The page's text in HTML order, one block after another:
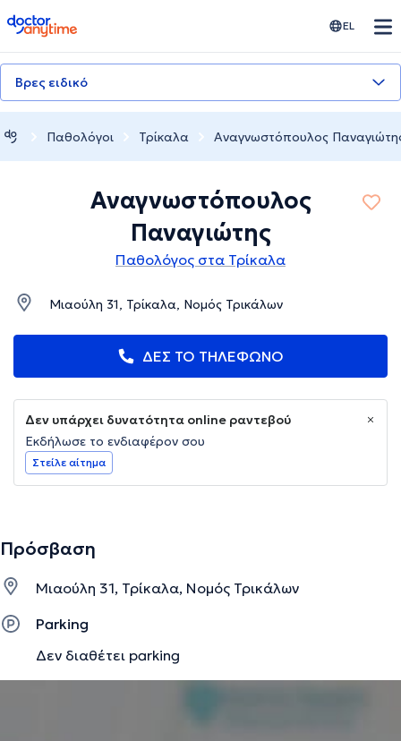
doctoranytime EL
Βρες ειδικό
Παθολόγοι Τρίκαλα Αναγνωστόπουλος
Αναγνωστόπουλος
Παναγιώτης
Παθολόγος στα Τρίκαλα
Μιαούλη 31, Τρίκαλα, Νομός Τρικάλων
ΔΕΣ ΤΟ ΤΗΛΕΦΩΝΟ
Δεν υπάρχει δυνατότητα online ραντεβού
Εκδήλωσε το ενδιαφέρον σου
Στείλε αίτημα
Πρόσβαση
Μιαούλη 31, Τρίκαλα, Νομός Τρικάλων
Parking
Δεν διαθέτει parking